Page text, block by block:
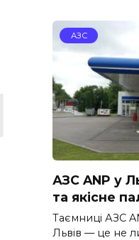
АЗС
АЗС ANP у
та якісне
Таємниці АЗС
Львів — це не